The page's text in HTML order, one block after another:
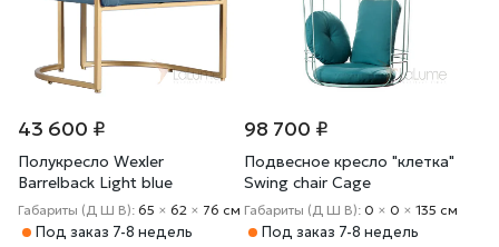
43 600 ₽
Полукресло Wexler
Barrelback Light blue
Габариты (Д Ш В): 65 × 62 × 76 cм
Под заказ 7-8 недель
98 700 ₽
Подвесное кресло "клетка"
Swing chair Cage
Габариты (Д Ш В): 0 × 0 × 135 cм
Под заказ 7-8 недель